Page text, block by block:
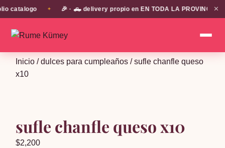
✦ 🎉 · 🛻 delivery propio en EN TODA LA PROVINCIA DE
✕
Inicio /dulces para cumpleaños / sufle chanfle queso
x10
sufle chanfle queso x10
$2,200